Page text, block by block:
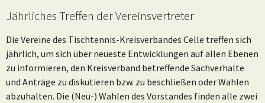
Jährliches Treffen der Vereinsvertreter
Die Vereine des Tischtennis-Kreisverbandes Celle treffen sich
jährlich, um sich über neueste Entwicklungen auf allen Ebenen
zu informieren, den Kreisverband betreffende Sachverhalte
und Anträge zu diskutieren bzw. zu beschließen oder Wahlen
abzuhalten. Die (Neu-) Wahlen des Vorstandes finden alle zwei